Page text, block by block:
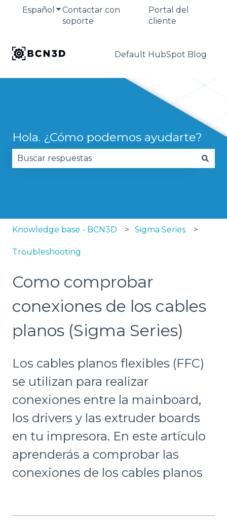
Español Traducciones de Mostrar submenú de
Contactar con
soporte
Portal del
cliente
Default HubSpot Blog
Hola. ¿Cómo podemos ayudarte?
Knowledge base - BCN3D Sigma Series
Troubleshooting
Como comprobar
conexiones de los cables
planos (Sigma Series)
Los cables planos flexibles (FFC)
se utilizan para realizar
conexiones entre la mainboard,
los drivers y las extruder boards
en tu impresora. En este artículo
aprenderás a comprobar las
conexiones de los cables planos